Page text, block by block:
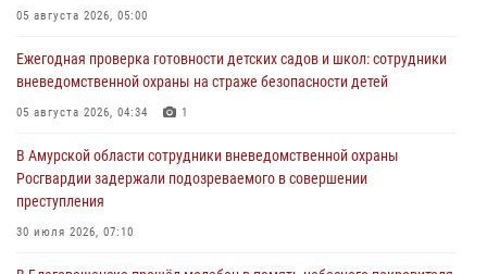
05 августа 2026, 05:00
Ежегодная проверка готовности детских садов и школ: сотрудники
вневедомственной охраны на страже безопасности детей
05 августа 2026, 04:34 1
В Амурской области сотрудники вневедомственной охраны
Росгвардии задержали подозреваемого в совершении
преступления
30 июля 2026, 07:10